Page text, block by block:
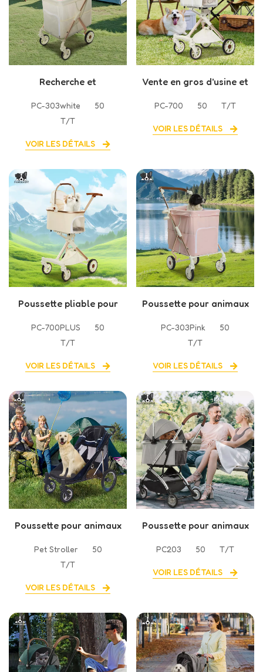
Recherche et
indépendants des
fabricants de nouvelles
poussettes pour
animaux de compagnie
PC-303white
50
T/T
VOIR LES DÉTAILS
Vente en gros d'usine et
poussette pour animaux
de compagnie
PC-700 50 T/T
VOIR LES DÉTAILS
Poussette pliable pour
de petite capacité et de
petit volume
PC-700PLUS
50
T/T
VOIR LES DÉTAILS
Poussette pour animaux
rangement pliable à une
touche
PC-303Pink
50
T/T
VOIR LES DÉTAILS
Poussette pour animaux
roues en gros d'usine
Pet Stroller
50
T/T
VOIR LES DÉTAILS
Poussette pour animaux
OEM/ODM, poussette
pour chien robuste de
haute qualité
PC203 50 T/T
VOIR LES DÉTAILS